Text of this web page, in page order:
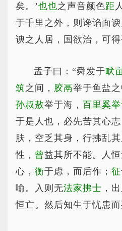
矣。’也也之声音颜色距
于千里之外，则谗谄面
谀之人居，国欲治，可得
孟子曰：“舜发于畎
筑之间， 胶鬲举于鱼盐之
孙叔敖举于海， 百里奚
于是人也，必先苦其心
肤，空乏其身，行拂乱
性， 曾益其所不能。人
心， 衡于虑，而后作； 征
喻。入则无法家拂士 ，
恒亡。然后知生于忧患